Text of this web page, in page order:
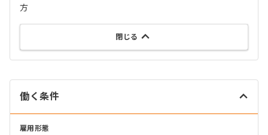
方
閉じる
働く条件
雇用形態